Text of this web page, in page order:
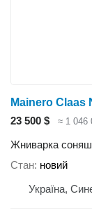
23 500 $ ≈ 1 046
Жниварка
Стан новий
Україна,